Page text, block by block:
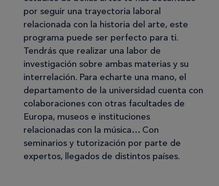
por seguir una trayectoria laboral
relacionada con la historia del arte, este
programa puede ser perfecto para ti.
Tendrás que realizar una labor de
investigación sobre ambas materias y su
interrelación. Para echarte una mano, el
departamento de la universidad cuenta con
colaboraciones con otras facultades de
Europa, museos e instituciones
relacionadas con la música… Con
seminarios y tutorización por parte de
expertos, llegados de distintos países.